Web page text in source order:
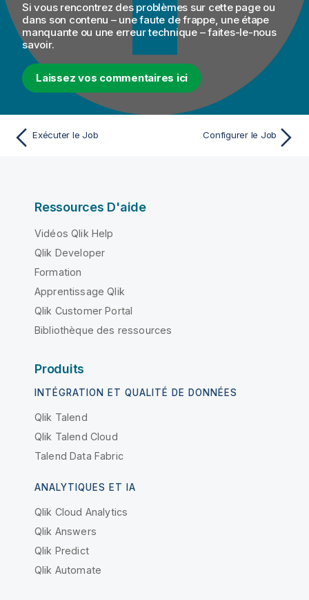
Si vous rencontrez des problèmes sur cette page ou
dans son contenu – une faute de frappe, une étape
manquante ou une erreur technique – faites-le-nous
savoir.
Laissez vos commentaires ici
Exécuter le Job Configurer le Job
Ressources D'aide
Vidéos Qlik Help
Qlik Developer
Formation
Apprentissage Qlik
Qlik Customer Portal
Bibliothèque des ressources
Produits
INTÉGRATION ET QUALITÉ DE DONNÉES
Qlik Talend
Qlik Talend Cloud
Talend Data Fabric
ANALYTIQUES ET IA
Qlik Cloud Analytics
Qlik Answers
Qlik Predict
Qlik Automate